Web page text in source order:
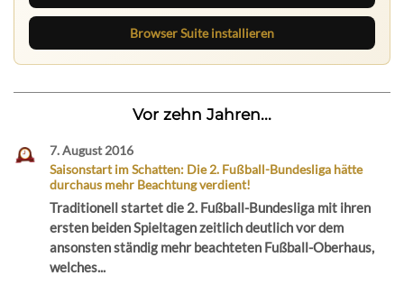
Browser Suite installieren
Vor zehn Jahren...
7. August 2016
Saisonstart im Schatten: Die 2. Fußball-Bundesliga hätte
durchaus mehr Beachtung verdient!
Traditionell startet die 2. Fußball-Bundesliga mit ihren
ersten beiden Spieltagen zeitlich deutlich vor dem
ansonsten ständig mehr beachteten Fußball-Oberhaus,
welches...